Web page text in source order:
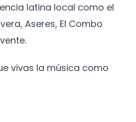
latina local como el
Aseres, El Combo
vivas la música como